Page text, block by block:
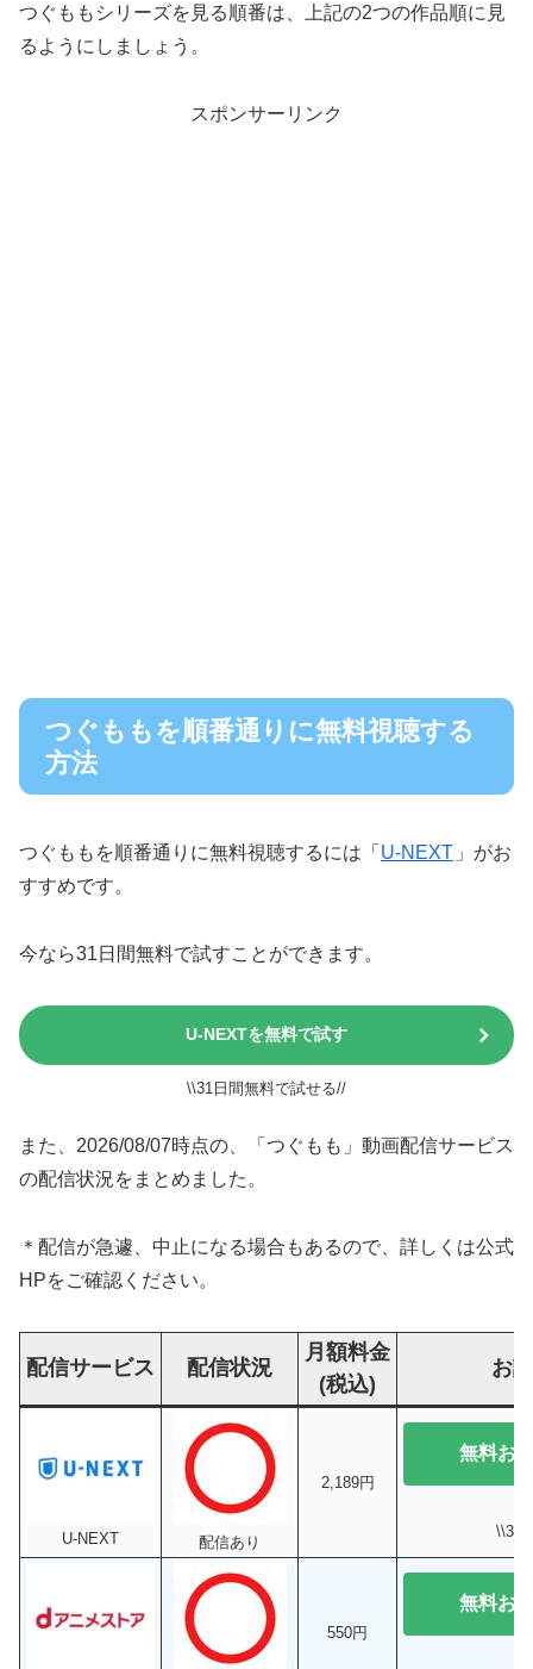
つぐももシリーズを見る順番は、上記の2つの作品順に見
るようにしましょう。
スポンサーリンク
つぐももを順番通りに無料視聴する
方法
つぐももを順番通りに無料視聴するには「 U-NEXT 」がお
すすめです。
今なら31日間無料で試すことができます。
U-NEXTを無料で試す
\\31日間無料で試せる//
また、2026/08/07時点の、「つぐもも」動画配信サービス
の配信状況をまとめました。
＊配信が急遽、中止になる場合もあるので、詳しくは公式
HPをご確認ください。
配信サービス 配信状況
月額料金
(税込)
お
U-NEXT 配信あり
2,189円
無料お
\\31
550円
無料お